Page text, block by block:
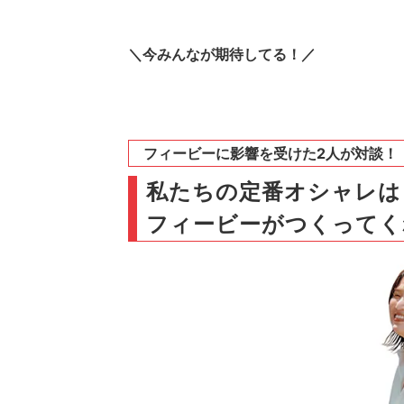
＼今みんなが期待してる！／
フィービーに影響を受けた2人が対談！
私たちの定番オシャレは
フィービーがつくって